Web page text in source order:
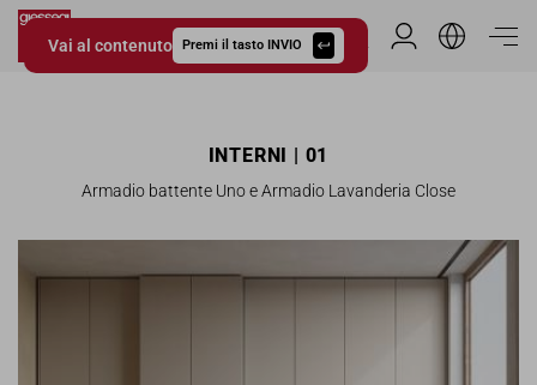
Vai al contenuto Premi il tasto INVIO
Giessegi.it
Area Riservata
INTERNI | 01
Armadio battente Uno e Armadio Lavanderia Close